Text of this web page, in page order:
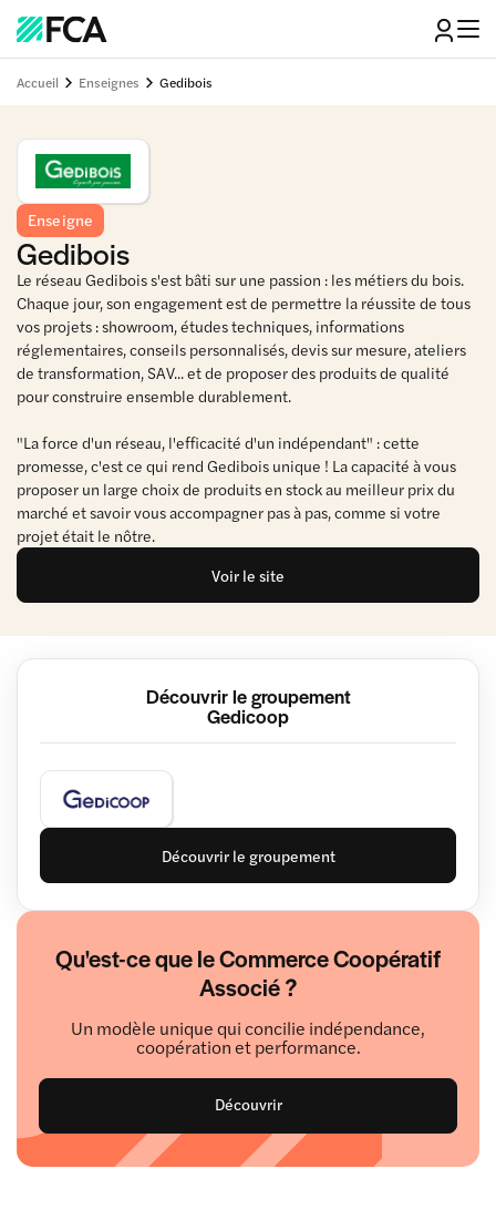
Accueil Enseignes Gedibois
Enseigne
Gedibois
Le réseau Gedibois s'est bâti sur une passion : les métiers du bois.
Chaque jour, son engagement est de permettre la réussite de tous
vos projets : showroom, études techniques, informations
réglementaires, conseils personnalisés, devis sur mesure, ateliers
de transformation, SAV... et de proposer des produits de qualité
pour construire ensemble durablement.
"La force d'un réseau, l'efficacité d'un indépendant" : cette
promesse, c'est ce qui rend Gedibois unique ! La capacité à vous
proposer un large choix de produits en stock au meilleur prix du
marché et savoir vous accompagner pas à pas, comme si votre
projet était le nôtre.
Voir le site
Découvrir le groupement
Gedicoop
Découvrir le groupement
Qu'est-ce que le Commerce Coopératif
Associé ?
Un modèle unique qui concilie indépendance,
coopération et performance.
Découvrir